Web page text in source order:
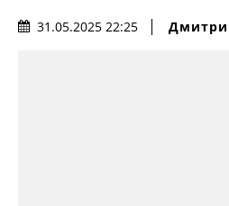
31.05.2025 22:25